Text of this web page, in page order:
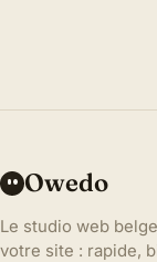
Owedo
Le studio web
votre site : rapide,